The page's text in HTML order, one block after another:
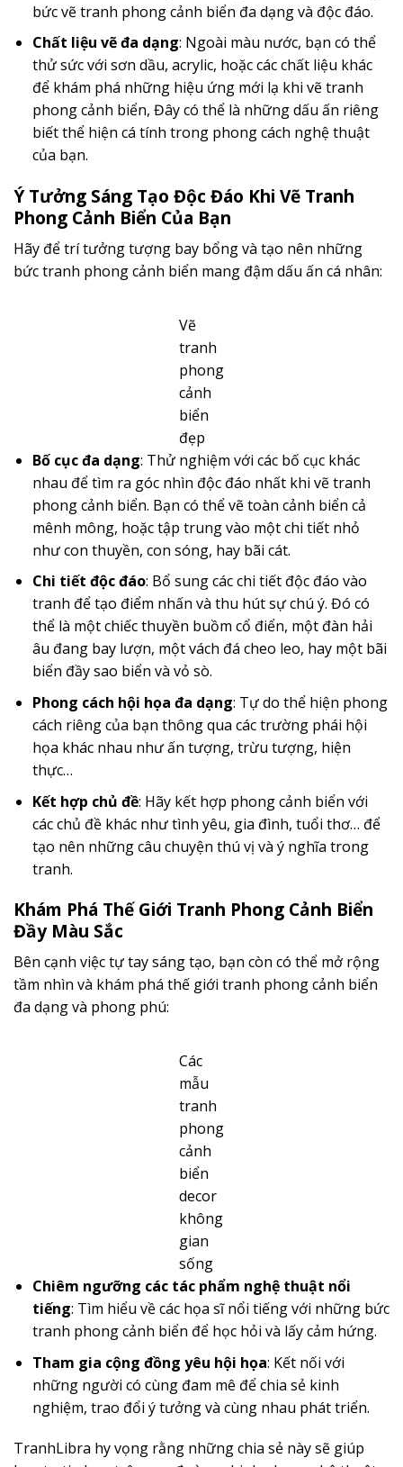
bức vẽ tranh phong cảnh biển đa dạng và độc đáo.
Chất liệu vẽ đa dạng: Ngoài màu nước, bạn có thể
thử sức với sơn dầu, acrylic, hoặc các chất liệu khác
để khám phá những hiệu ứng mới lạ khi vẽ tranh
phong cảnh biển, Đây có thể là những dấu ấn riêng
biết thể hiện cá tính trong phong cách nghệ thuật
của bạn.
Ý Tưởng Sáng Tạo Độc Đáo Khi Vẽ Tranh
Phong Cảnh Biển Của Bạn
Hãy để trí tưởng tượng bay bổng và tạo nên những
bức tranh phong cảnh biển mang đậm dấu ấn cá nhân:
Vẽ
tranh
phong
cảnh
biển
đẹp
Bố cục đa dạng: Thử nghiệm với các bố cục khác
nhau để tìm ra góc nhìn độc đáo nhất khi vẽ tranh
phong cảnh biển. Bạn có thể vẽ toàn cảnh biển cả
mênh mông, hoặc tập trung vào một chi tiết nhỏ
như con thuyền, con sóng, hay bãi cát.
Chi tiết độc đáo: Bổ sung các chi tiết độc đáo vào
tranh để tạo điểm nhấn và thu hút sự chú ý. Đó có
thể là một chiếc thuyền buồm cổ điển, một đàn hải
âu đang bay lượn, một vách đá cheo leo, hay một bãi
biển đầy sao biển và vỏ sò.
Phong cách hội họa đa dạng: Tự do thể hiện phong
cách riêng của bạn thông qua các trường phái hội
họa khác nhau như ấn tượng, trừu tượng, hiện
thực…
Kết hợp chủ đề: Hãy kết hợp phong cảnh biển với
các chủ đề khác như tình yêu, gia đình, tuổi thơ… để
tạo nên những câu chuyện thú vị và ý nghĩa trong
tranh.
Khám Phá Thế Giới Tranh Phong Cảnh Biển
Đầy Màu Sắc
Bên cạnh việc tự tay sáng tạo, bạn còn có thể mở rộng
tầm nhìn và khám phá thế giới tranh phong cảnh biển
đa dạng và phong phú:
Các
mẫu
tranh
phong
cảnh
biển
decor
không
gian
sống
Chiêm ngưỡng các tác phẩm nghệ thuật nổi
tiếng: Tìm hiểu về các họa sĩ nổi tiếng với những bức
tranh phong cảnh biển để học hỏi và lấy cảm hứng.
Tham gia cộng đồng yêu hội họa: Kết nối với
những người có cùng đam mê để chia sẻ kinh
nghiệm, trao đổi ý tưởng và cùng nhau phát triển.
TranhLibra hy vọng rằng những chia sẻ này sẽ giúp